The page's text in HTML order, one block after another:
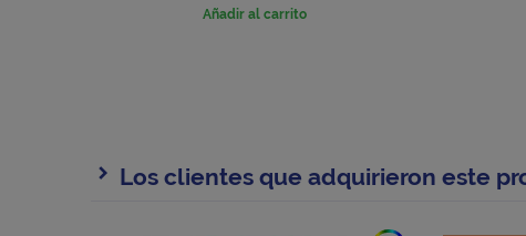
Añadir al carrito
Los clientes que adquirieron este